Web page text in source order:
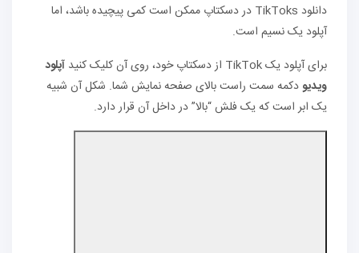
دانلود TikToks در دسکتاپ ممکن است کمی پیچیده باشد، اما
آپلود یک نسیم است.
برای آپلود یک TikTok از دسکتاپ خود، روی آن کلیک کنید
آپلود
ویدیودکمه سمت راست بالای صفحه نمایش شما. شکل آن شبیه
یک ابر است که یک فلش “بالا” در داخل آن قرار دارد.